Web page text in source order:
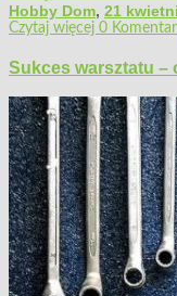
Hobby Dom, 21
Czytaj więcej 0
Sukces warsztatu –